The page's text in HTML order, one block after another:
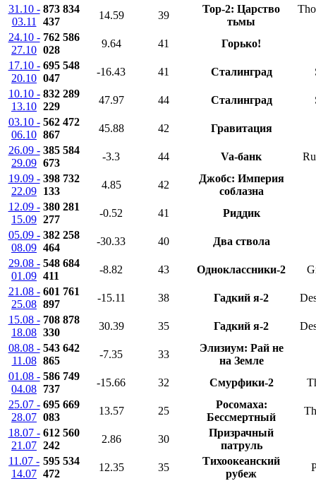
31.10 -
03.11
873 834
437
14.59 39
Тор-2: Царство
тьмы
24.10 -
27.10
762 586
028
9.64 41
Горько!
17.10 -
20.10
695 548
047
-16.43 41 Сталинград
10.10 -
13.10
832 289
229
47.97 44 Сталинград
03.10 -
06.10
562 472
867
45.88 42
Гравитация
26.09 -
29.09
385 584
673
-3.3 44 Va-банк
19.09 -
22.09
398 732
133
4.85 42
Джобс: Империя
соблазна
12.09 -
15.09
380 281
277
-0.52 41
Риддик
05.09 -
08.09
382 258
464
-30.33 40
Два ствола
29.08 -
01.09
548 684
411
-8.82 43 Одноклассники-2
21.08 -
25.08
601 761
897
-15.11 38 Гадкий я-2
15.08 -
18.08
708 878
330
30.39 35 Гадкий я-2
08.08 -
11.08
543 642
865
-7.35 33
Элизиум: Рай не
на Земле
01.08 -
04.08
586 749
737
-15.66 32 Смурфики-2
25.07 -
28.07
695 669
083
13.57 25
Росомаха:
Бессмертный
18.07 -
21.07
612 560
242
2.86 30
Призрачный
патруль
11.07 -
14.07
595 534
472
12.35 35
Тихоокеанский
рубеж